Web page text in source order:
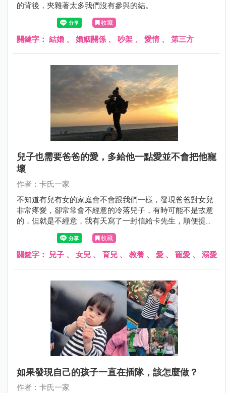
的背後，夾雜著太多我們沒有參與的結。
收藏
關鍵字： 結婚 、 婚姻關係 、 吵架 、 愛情 、 第三方
兒子也需要爸爸的愛，多給他一點愛並不會把他寵
壞
作者：卡氏一家
不知道有兒有女的家庭會不會跟我們一樣，發現爸爸對女兒
非常疼愛，卻常常會不經意的冷落兒子，有時可能不是故意
的，但就是不經意，我有天寫了一封信給卡先生，順便提醒
收藏
關鍵字： 兒子 、 女兒 、 育兒 、 教養 、 愛 、 寵愛 、 溺愛
如果發現自己的孩子一直在插隊，該怎麼做？
作者：卡氏一家